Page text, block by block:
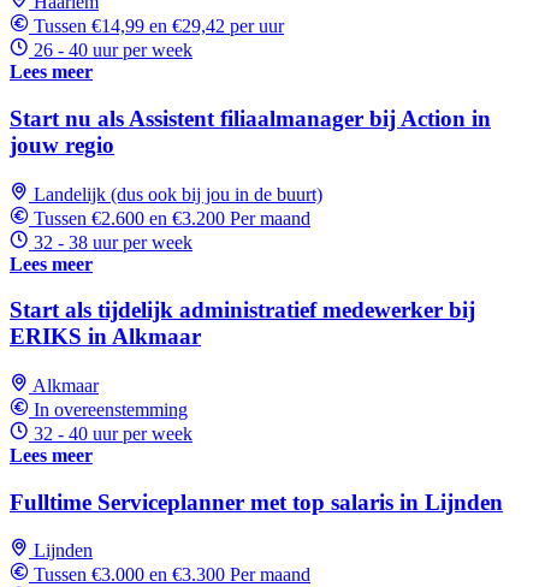
Tussen €14,99 en €29,42 per uur
26 - 40 uur per week
Lees meer
Start nu als Assistent filiaalmanager bij Action in
jouw regio
Landelijk (dus ook bij jou in de buurt)
Tussen €2.600 en €3.200 Per maand
32 - 38 uur per week
Lees meer
Start als tijdelijk administratief medewerker bij
ERIKS in Alkmaar
Alkmaar
In overeenstemming
32 - 40 uur per week
Lees meer
Fulltime Serviceplanner met top salaris in Lijnden
Lijnden
Tussen €3.000 en €3.300 Per maand